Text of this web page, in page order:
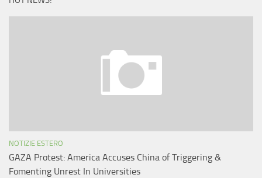
NOTIZIE ESTERO
GAZA Protest: America Accuses China of Triggering &
Fomenting Unrest In Universities